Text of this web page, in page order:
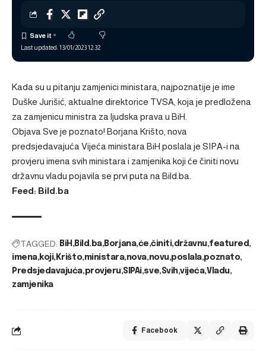
Last updated: 13/01/2023 12:32
Kada su u pitanju zamjenici ministara, najpoznatije je ime
Duške Jurišić, aktualne direktorice TVSA, koja je predložena
za zamjenicu ministra za ljudska prava u BiH.
Objava Sve je poznato! Borjana Krišto, nova
predsjedavajuća Vijeća ministara BiH poslala je SIPA-i na
provjeru imena svih ministara i zamjenika koji će činiti novu
državnu vladu pojavila se prvi puta na Bild.ba
Feed: Bild.ba
TAGGED: BiH Bild.ba Borjana će činiti državnu featured
imena koji Krišto ministara nova novu poslala poznato
Predsjedavajuća provjeru SIPAi sve Svih vijeća Vladu
zamjenika
Facebook